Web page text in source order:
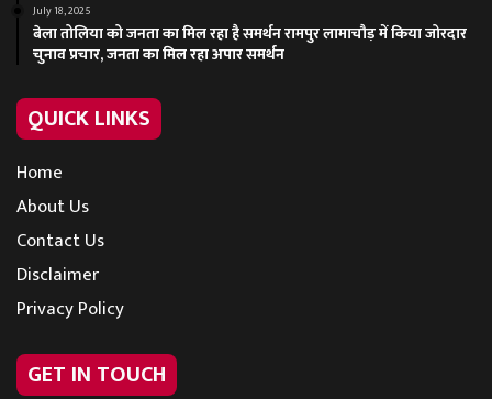
July 18, 2025
बेला तोलिया को जनता का मिल रहा है समर्थन रामपुर लामाचौड़ में किया जोरदार
चुनाव प्रचार, जनता का मिल रहा अपार समर्थन
QUICK LINKS
Home
About Us
Contact Us
Disclaimer
Privacy Policy
GET IN TOUCH